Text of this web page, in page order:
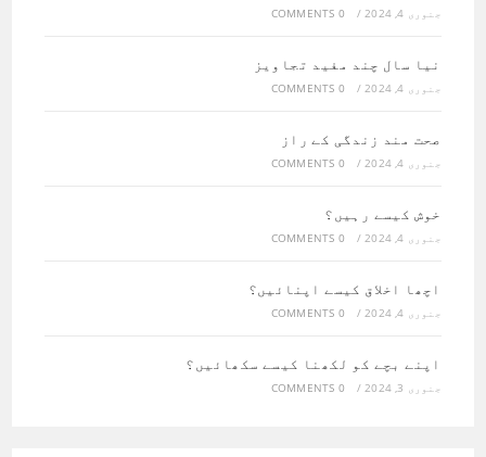
جنوری 4, 2024 /
0 COMMENTS
نیا سال چند مفید تجاویز
جنوری 4, 2024 /
0 COMMENTS
صحت مند زندگی کے راز
جنوری 4, 2024 /
0 COMMENTS
خوش کیسے رہیں؟
جنوری 4, 2024 /
0 COMMENTS
اچھا اخلاق کیسے اپنائیں؟
جنوری 4, 2024 /
0 COMMENTS
اپنے بچے کو لکھنا کیسے سکھائیں؟
جنوری 3, 2024 /
0 COMMENTS